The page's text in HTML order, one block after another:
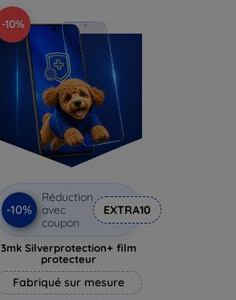
-10%
-10%
Réduction
avec
coupon
EXTRA10
3mk Silverprotection+ film
protecteur
Fabriqué sur mesure